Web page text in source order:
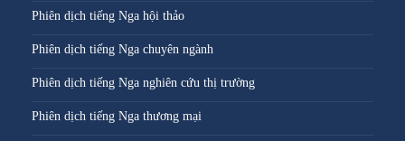
Phiên dịch tiếng Nga hội thảo
Phiên dịch tiếng Nga chuyên ngành
Phiên dịch tiếng Nga nghiên cứu thị trường
Phiên dịch tiếng Nga thương mại